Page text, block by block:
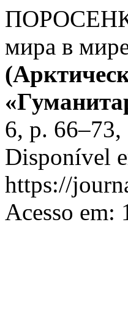
мира в
6, p.
Disponível
https://
Acesso em: